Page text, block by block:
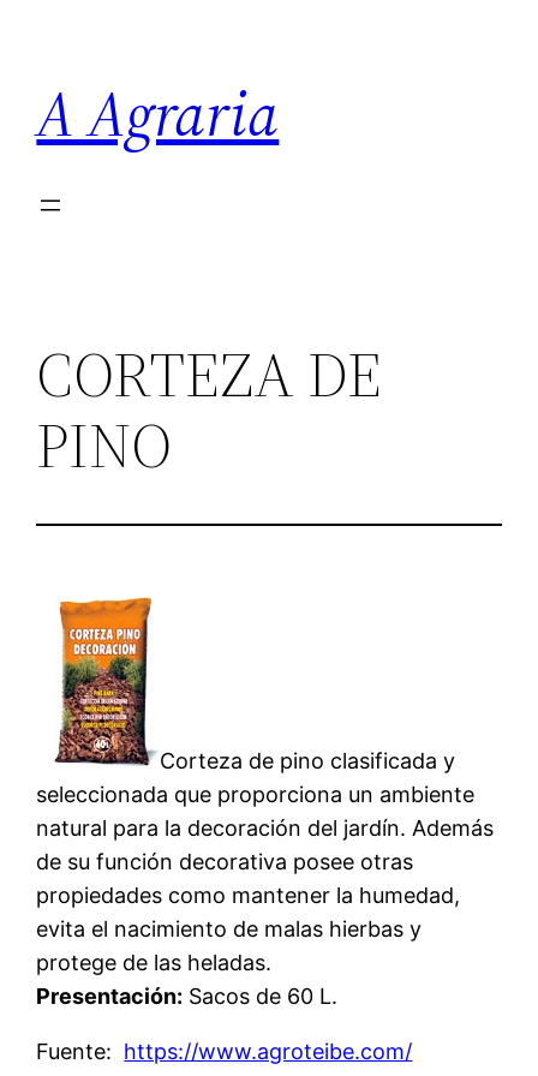
contenido
A Agraria
CORTEZA DE
PINO
Corteza de pino clasificada y
seleccionada que proporciona un ambiente
natural para la decoración del jardín. Además
de su función decorativa posee otras
propiedades como mantener la humedad,
evita el nacimiento de malas hierbas y
protege de las heladas.
Presentación: Sacos de 60 L.
Fuente: https://www.agroteibe.com/